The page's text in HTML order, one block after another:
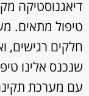
דיאגנוסטיקה
חלקים רגישים,
שנכנס אלינו
עם מערכת